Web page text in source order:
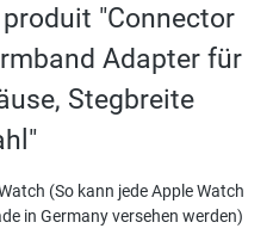
"Connector
Adapter für
Stegbreite
(So kann jede Apple Watch
in Germany versehen werden)